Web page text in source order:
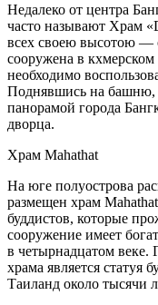
Недалеко от центра
часто называют Храм
всех своею высотою —
сооружена в кхмерском
необходимо
Поднявшись на башню,
панорамой города
дворца.
Храм Mahathat
На юге полуострова
размещен храм
буддистов, которые
сооружение имеет
в четырнадцатом веке.
храма является
Таиланд около тысячи